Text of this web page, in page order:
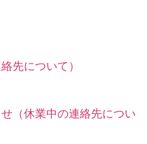
先について）
（休業中の連絡先につい